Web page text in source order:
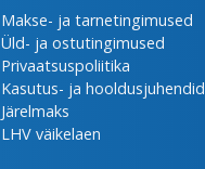
Makse- ja tarnetingimused
Üld- ja ostutingimused
Privaatsuspoliitika
Kasutus- ja hooldusjuhendid
Järelmaks
LHV väikelaen